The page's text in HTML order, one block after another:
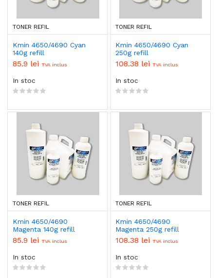
TONER REFIL
Kmin 4650/4690 Cyan
140g refill
85.9 lei TVA inclus
In stoc
TONER REFIL
Kmin 4650/4690 Cyan
250g refill
108.38 lei TVA inclus
In stoc
TONER REFIL
Kmin 4650/4690
Magenta 140g refill
85.9 lei TVA inclus
In stoc
TONER REFIL
Kmin 4650/4690
Magenta 250g refill
108.38 lei TVA inclus
In stoc